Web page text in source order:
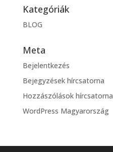
Kategóriák
BLOG
Meta
Bejelentkezés
Bejegyzések hírcsatorna
Hozzászólások hírcsatorna
WordPress Magyarország